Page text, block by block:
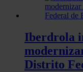
Iberdrola
Distrito